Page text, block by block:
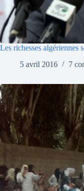
Les richesses algériennes
5 avril 2016
7